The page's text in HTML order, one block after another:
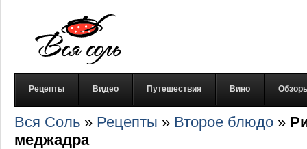
Рецепты Видео Путешествия Вино
Вся Соль » Рецепты » Второе блюдо »
меджадра